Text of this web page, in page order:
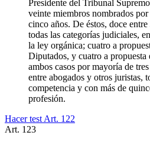
Presidente del Tribunal
veinte miembros nombrados
cinco años. De éstos, doce
todas las categorías judiciales,
la ley orgánica; cuatro a
Diputados, y cuatro a propuesta
ambos casos por mayoría de
entre abogados y otros juristas,
competencia y con más de
profesión.
Hacer test Art. 122
Art. 123